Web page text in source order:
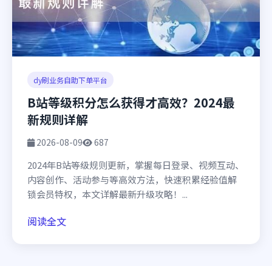
dy刷业务自助下单平台
B站等级积分怎么获得才高效？2024最
新规则详解
2026-08-09 687
2024年B站等级规则更新，掌握每日登录、视频互动、
内容创作、活动参与等高效方法，快速积累经验值解
锁会员特权，本文详解最新升级攻略！...
阅读全文